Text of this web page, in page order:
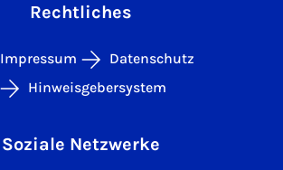
Rechtliches
Impressum
Datenschutz
Hinweisgebersystem
Soziale Netzwerke